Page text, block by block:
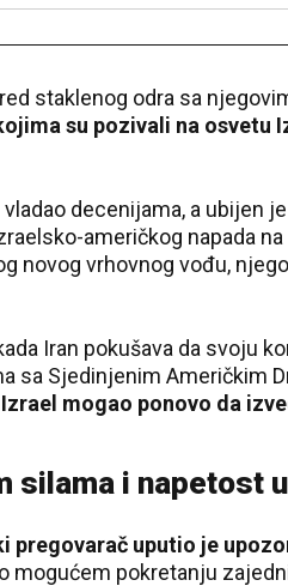
staklenog odra sa
su pozivali na osvetu
decenijama, a ubijen
američkog napada na
novog vrhovnog vođu,
Iran pokušava da svoju
sa Sjedinjenim Američkim
mogao ponovo da
silama i napetost
pregovarač uputio je
mogućem pokretanju